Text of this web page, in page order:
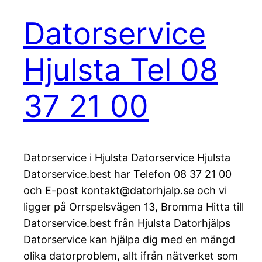
Datorservice
Hjulsta Tel 08
37 21 00
Datorservice i Hjulsta Datorservice Hjulsta
Datorservice.best har Telefon 08 37 21 00
och E-post kontakt@datorhjalp.se och vi
ligger på Orrspelsvägen 13, Bromma Hitta till
Datorservice.best från Hjulsta Datorhjälps
Datorservice kan hjälpa dig med en mängd
olika datorproblem, allt ifrån nätverket som